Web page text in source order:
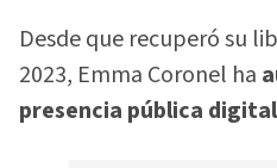
Desde que recuperó su
2023, Emma Coronel ha
presencia pública